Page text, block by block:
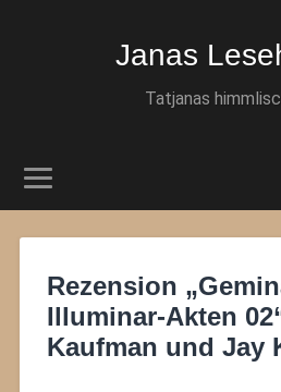
Janas
Tatjanas
Rezension
Illuminar-Akten
Kaufman und Jay